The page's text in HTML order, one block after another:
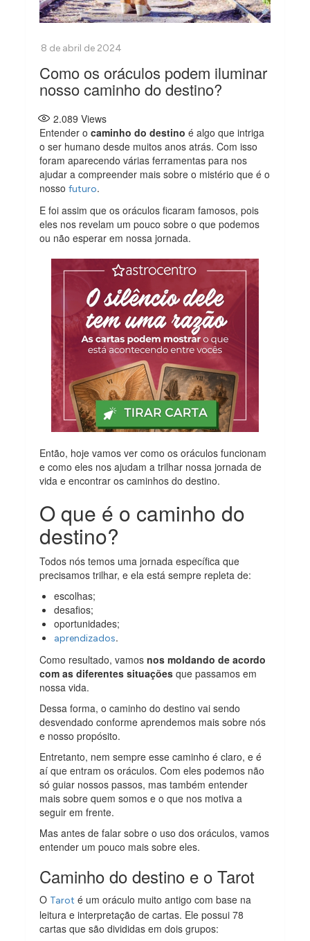
Como os oráculos podem iluminar
nosso caminho do destino?
2.089 Views
Entender o caminho do destino é algo que intriga
o ser humano desde muitos anos atrás. Com isso
foram aparecendo várias ferramentas para nos
ajudar a compreender mais sobre o mistério que é o
nossofuturo.
E foi assim que os oráculos ficaram famosos, pois
eles nos revelam um pouco sobre o que podemos
ou não esperar em nossa jornada.
Então, hoje vamos ver como os oráculos funcionam
e como eles nos ajudam a trilhar nossa jornada de
vida e encontrar os caminhos do destino.
O que é o caminho do
destino?
Todos nós temos uma jornada específica que
precisamos trilhar, e ela está sempre repleta de:
escolhas;
desafios;
oportunidades;
aprendizados.
Como resultado, vamosnos moldando de acordo
com as diferentes situações que passamos em
nossa vida.
Dessa forma, o caminho do destino vai sendo
desvendado conforme aprendemos mais sobre nós
e nosso propósito.
Entretanto, nem sempre esse caminho é claro, e é
aí que entram os oráculos. Com eles podemos não
só guiar nossos passos, mas também entender
mais sobre quem somos e o que nos motiva a
seguir em frente.
Mas antes de falar sobre o uso dos oráculos, vamos
entender um pouco mais sobre eles.
Caminho do destino e o Tarot
O Tarot é um oráculo muito antigo com base na
leitura e interpretação de cartas. Ele possui 78
cartas que são divididas em dois grupos: